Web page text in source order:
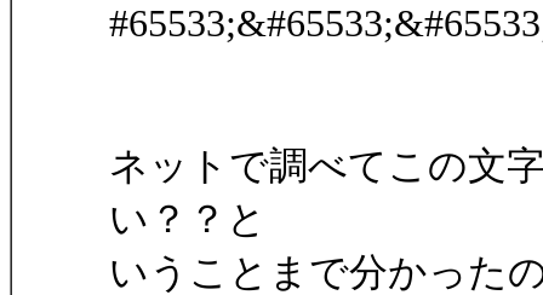
ネットで調べてこの文
い？？と
いうことまで分かった